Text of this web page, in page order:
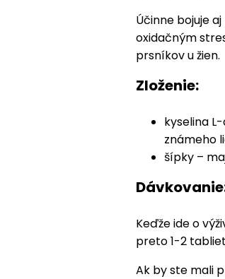
Účinne bojuje
oxidačným
prsníkov u žien.
Zloženie:
kyselina
známeho
šípky –
Keďže ide o
preto 1-2
Ak by ste mali